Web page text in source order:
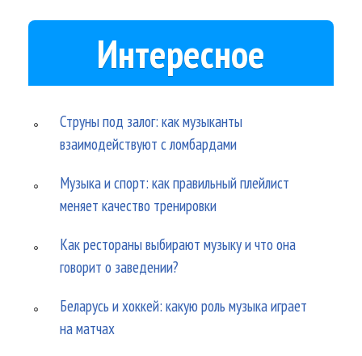
Интересное
Струны под залог: как музыканты
взаимодействуют с ломбардами
Музыка и спорт: как правильный плейлист
меняет качество тренировки
Как рестораны выбирают музыку и что она
говорит о заведении?
Беларусь и хоккей: какую роль музыка играет
на матчах